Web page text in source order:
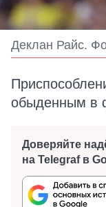
Деклан Райс.
обыденным в
Доверяйте
на Telegraf в